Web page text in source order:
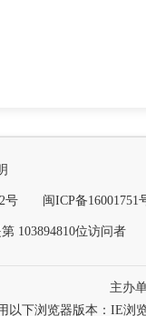
号 闽ICP备16001751
103894810位访问者
主办
下浏览器版本：IE浏